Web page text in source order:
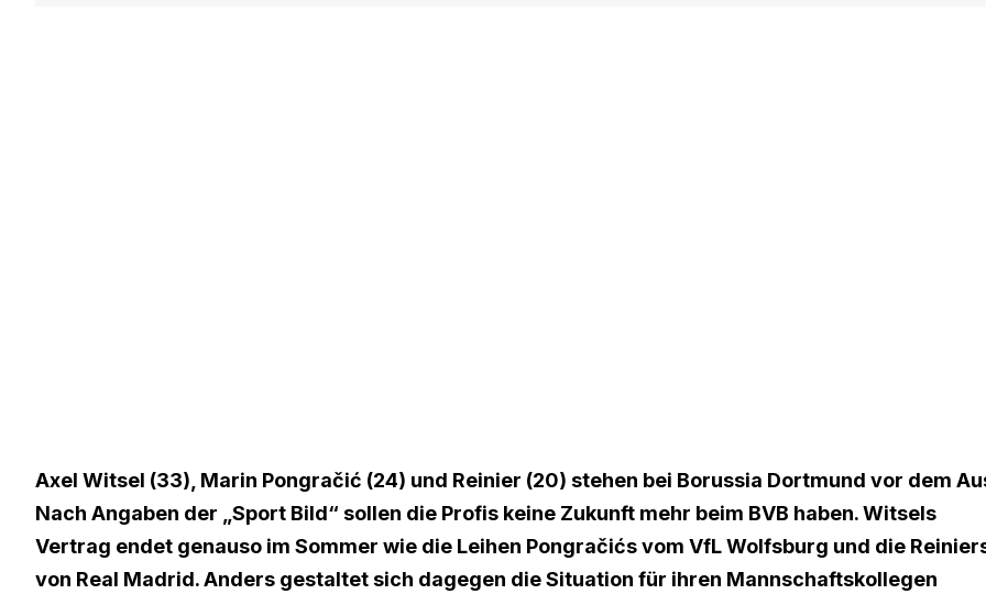
Axel Witsel (33), Marin Pongračić (24) und Reinier (20) stehen bei Borussia Dortmund vor dem
Nach Angaben der „Sport Bild“ sollen die Profis keine Zukunft mehr beim BVB haben. Witsels
Vertrag endet genauso im Sommer wie die Leihen Pongračićs vom VfL Wolfsburg und die
von Real Madrid. Anders gestaltet sich dagegen die Situation für ihren Mannschaftskollegen